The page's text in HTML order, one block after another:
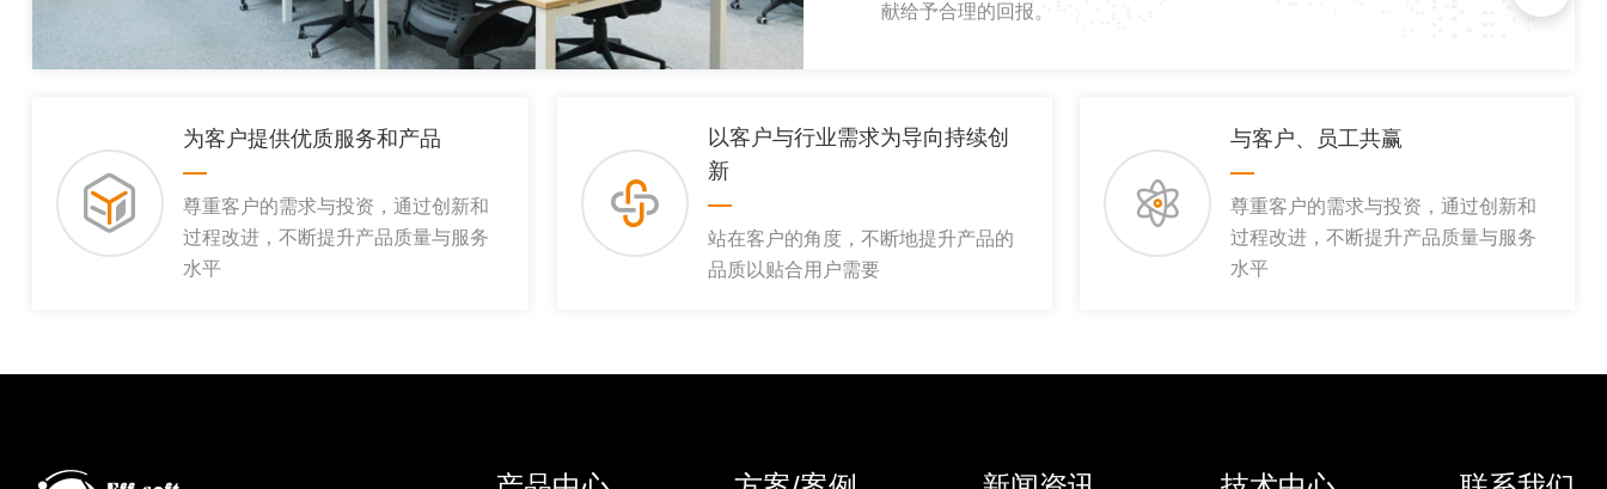
献给予合理的回报。
为客户提供优质服务和产品
尊重客户的需求与投资，通过创新和
过程改进，不断提升产品质量与服务
水平
以客户与行业需求为导向持续创
新
站在客户的角度，不断地提升产品的
品质以贴合用户需要
与客户、员工共赢
尊重客户的需求与投资，通过创新和
过程改进，不断提升产品质量与服务
水平